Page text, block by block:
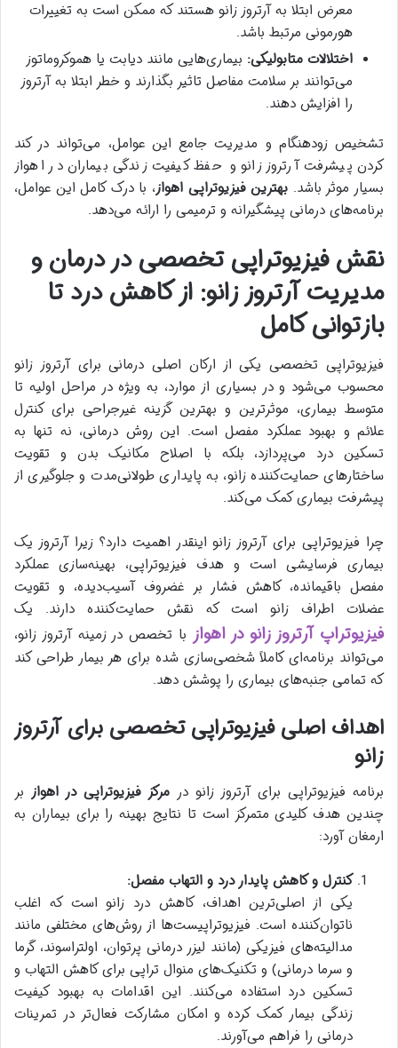
معرض ابتلا به آرتروز زانو هستند که ممکن است به تغییرات
هورمونی مرتبط باشد.
اختلالات متابولیکی: بیماری‌هایی مانند دیابت یا هموکروماتوز
می‌توانند بر سلامت مفاصل تاثیر بگذارند و خطر ابتلا به آرتروز
را افزایش دهند.
تشخیص زودهنگام و مدیریت جامع این عوامل، می‌تواند در کند
کردن پیشرفت آرتروز زانو و حفظ کیفیت زندگی بیماران در اهواز
بسیار موثر باشد. بهترین فیزیوتراپی اهواز، با درک کامل این عوامل،
برنامه‌های درمانی پیشگیرانه و ترمیمی را ارائه می‌دهد.
نقش فیزیوتراپی تخصصی در درمان و
مدیریت آرتروز زانو: از کاهش درد تا
بازتوانی کامل
فیزیوتراپی تخصصی یکی از ارکان اصلی درمانی برای آرتروز زانو
محسوب می‌شود و در بسیاری از موارد، به ویژه در مراحل اولیه تا
متوسط بیماری، موثرترین و بهترین گزینه غیرجراحی برای کنترل
علائم و بهبود عملکرد مفصل است. این روش درمانی، نه تنها به
تسکین درد می‌پردازد، بلکه با اصلاح مکانیک بدن و تقویت
ساختارهای حمایت‌کننده زانو، به پایداری طولانی‌مدت و جلوگیری از
پیشرفت بیماری کمک می‌کند.
چرا فیزیوتراپی برای آرتروز زانو اینقدر اهمیت دارد؟ زیرا آرتروز یک
بیماری فرسایشی است و هدف فیزیوتراپی، بهینه‌سازی عملکرد
مفصل باقیمانده، کاهش فشار بر غضروف آسیب‌دیده، و تقویت
عضلات اطراف زانو است که نقش حمایت‌کننده دارند. یک
فیزیوتراپ آرتروز زانو در اهواز با تخصص در زمینه آرتروز زانو،
می‌تواند برنامه‌ای کاملاً شخصی‌سازی شده برای هر بیمار طراحی کند
که تمامی جنبه‌های بیماری را پوشش دهد.
اهداف اصلی فیزیوتراپی تخصصی برای آرتروز
زانو
برنامه فیزیوتراپی برای آرتروز زانو در مرکز فیزیوتراپی در اهواز بر
چندین هدف کلیدی متمرکز است تا نتایج بهینه را برای بیماران به
ارمغان آورد:
کنترل و کاهش پایدار درد و التهاب مفصل:
یکی از اصلی‌ترین اهداف، کاهش درد زانو است که اغلب
ناتوان‌کننده است. فیزیوتراپیست‌ها از روش‌های مختلفی مانند
مدالیته‌های فیزیکی (مانند لیزر درمانی پرتوان، اولتراسوند، گرما
و سرما درمانی) و تکنیک‌های منوال تراپی برای کاهش التهاب و
تسکین درد استفاده می‌کنند. این اقدامات به بهبود کیفیت
زندگی بیمار کمک کرده و امکان مشارکت فعال‌تر در تمرینات
درمانی را فراهم می‌آورند.